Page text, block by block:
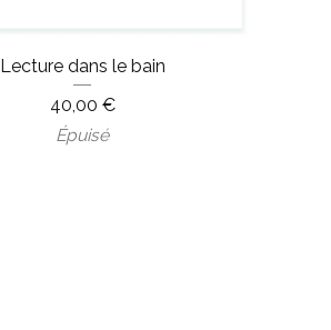
Lecture dans le bain
40,00 €
Épuisé